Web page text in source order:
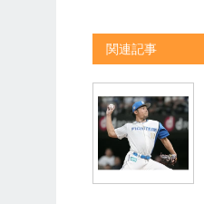
関連記事